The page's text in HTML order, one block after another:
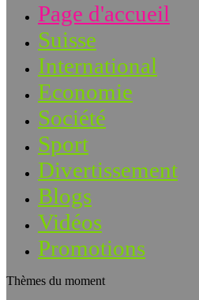
Page d'accueil
Suisse
International
Economie
Société
Sport
Divertissement
Blogs
Vidéos
Promotions
Thèmes du moment